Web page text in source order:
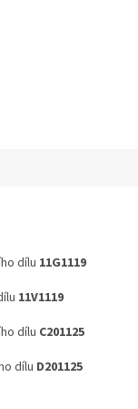
dílu 11G1119
11V1119
dílu C201125
dílu D201125